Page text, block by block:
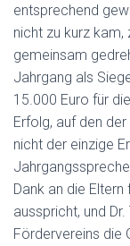
entsprechend
nicht zu kurz
gemeinsam
Jahrgang als
15.000 Euro für
Erfolg, auf den
nicht der einzige
Dank an die
ausspricht, und
Fördervereins die